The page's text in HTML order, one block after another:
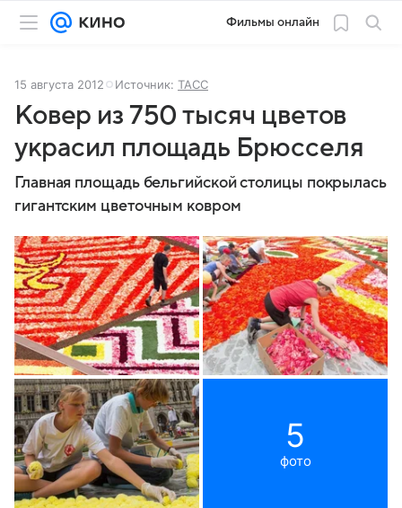
Фильмы онлайн
15 августа 2012 Источник: ТАСС
Ковер из 750 тысяч цветов
украсил площадь Брюсселя
Главная площадь бельгийской столицы покрылась
гигантским цветочным ковром
5
фото